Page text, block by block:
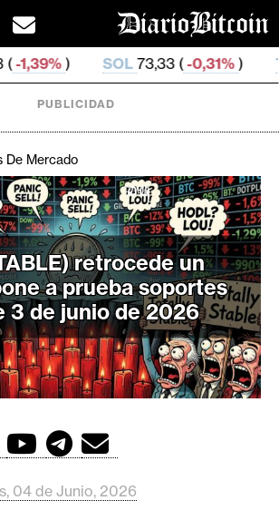
73,33 (-0,31%) TRX 0,326 987 ( -
PUBLICIDAD
De Mercado
retrocede un
a prueba soportes
3 de junio de 2026
04 de Junio, 2026